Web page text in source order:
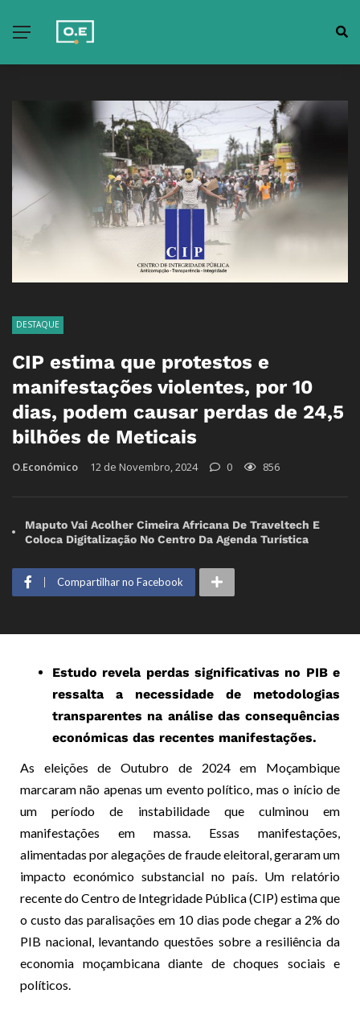
DESTAQUE
CIP estima que protestos e
manifestações violentes, por 10
dias, podem causar perdas de 24,5
bilhões de Meticais
O.Económico 12 de Novembro, 2024 0 856
Maputo Vai Acolher Cimeira Africana De Traveltech E
Coloca Digitalização No Centro Da Agenda Turística
Compartilhar no Facebook
Estudo revela perdas significativas no PIB e
ressalta a necessidade de metodologias
transparentes na análise das consequências
económicas das recentes manifestações.
As eleições de Outubro de 2024 em Moçambique
marcaram não apenas um evento político, mas o início de
um período de instabilidade que culminou em
manifestações em massa. Essas manifestações,
alimentadas por alegações de fraude eleitoral, geraram um
impacto económico substancial no país. Um relatório
recente do Centro de Integridade Pública (CIP) estima que
o custo das paralisações em 10 dias pode chegar a 2% do
PIB nacional, levantando questões sobre a resiliência da
economia moçambicana diante de choques sociais e
políticos.